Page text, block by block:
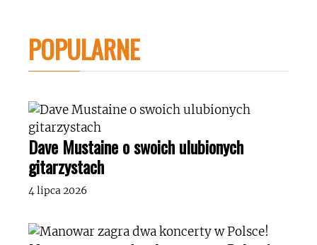
POPULARNE
Dave Mustaine o swoich ulubionych
gitarzystach
4 lipca 2026